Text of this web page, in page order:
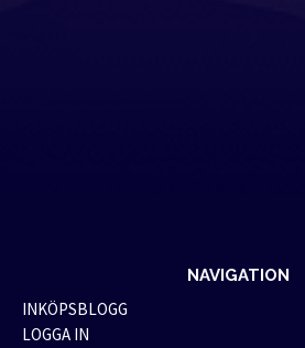
NAVIGATION
INKÖPSBLOGG
LOGGA IN